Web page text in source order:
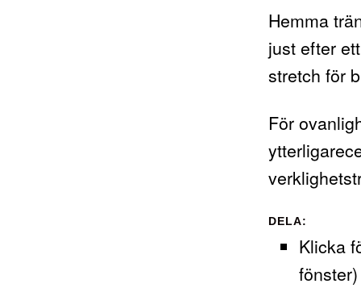
Hemma
just efter
stretch för
För
DELA:
Klicka
fönster)